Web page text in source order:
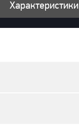
Характеристики